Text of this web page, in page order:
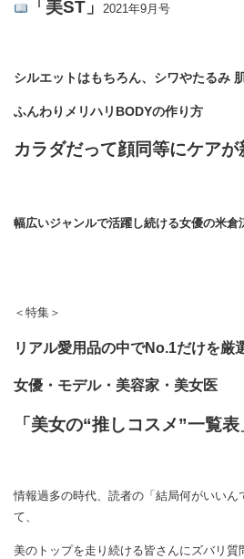
「美ST」 2021年9月号
シルエットはもちろん、シワやたるみ
ふんわりメリハリBODYの作り方
カラダだって顔同等にケア
幅広いジャンルで活躍し続ける女優の米倉
＜特集＞
リアル愛用品の中でNo.1だけを厳
女優・モデル・美容家・美女医
「美女の“推しコスメ”一覧表
情報過多の時代、読者の「結局何がいいん
て、
美のトップを走り続ける皆さんにズバリ質